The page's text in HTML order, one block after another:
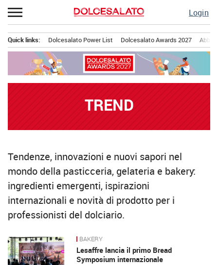
Passa
al
Login
principale
Quick links: Dolcesalato Power List Dolcesalato Awards 2027
TREND
Tendenze, innovazioni e nuovi sapori nel
mondo della pasticceria, gelateria e bakery:
ingredienti emergenti, ispirazioni
internazionali e novità di prodotto per i
professionisti del dolciario.
News BAKERY
Lesaffre lancia il primo Bread
Symposium internazionale